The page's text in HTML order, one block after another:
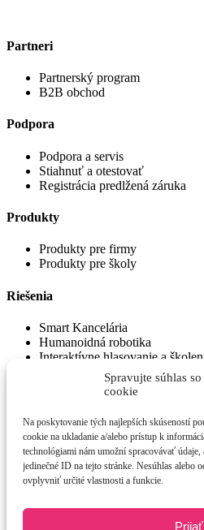
Spravujte súhlas
cookie
Na poskytovanie tých najlepších skúseností
cookie na ukladanie a/alebo prístup k
technológiami nám umožní spracovávať
jedinečné ID na tejto stránke. Nesúhlas alebo
ovplyvniť určité vlastnosti a funkcie.
Prijať
Partneri
Partnerský program
B2B obchod
Podpora
Podpora a servis
Stiahnuť a otestovať
Registrácia predlžená záruka
Produkty
Produkty pre firmy
Produkty pre školy
Riešenia
Smart Kancelária
Humanoidná robotika
Interaktívne hlasovanie a
Ochrana osobných
O spoločnosti
Riešenia a produkty
Informačné a rezervačné